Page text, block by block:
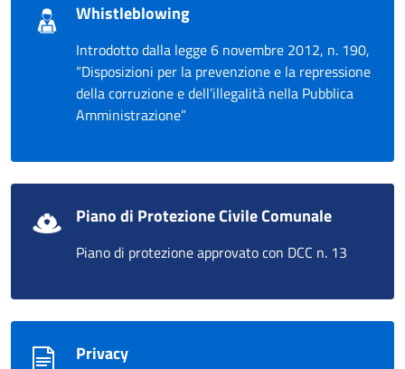
Whistleblowing
Introdotto dalla legge 6 novembre 2012, n. 190,
“Disposizioni per la prevenzione e la repressione
della corruzione e dell’illegalità nella Pubblica
Amministrazione”
Piano di Protezione Civile Comunale
Piano di protezione approvato con DCC n. 13
Privacy